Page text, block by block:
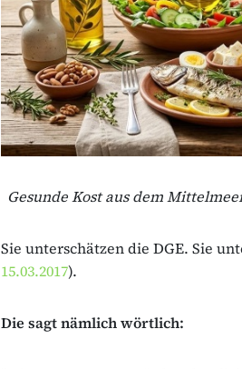
Gesunde Kost aus dem
Sie unterschätzen die DGE. Sie
15.03.2017).
Die sagt nämlich wörtlich: